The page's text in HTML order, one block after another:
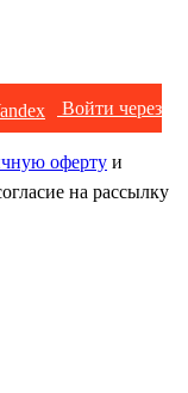
Войти через
оферту и
на рассылку